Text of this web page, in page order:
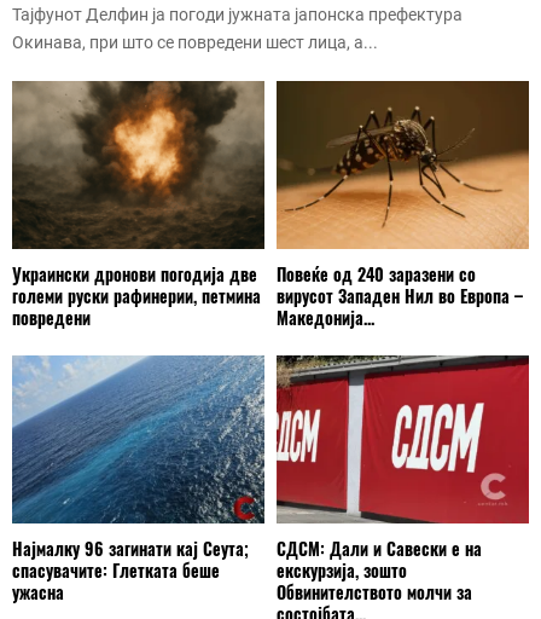
Тајфунот Делфин ја погоди јужната јапонска префектура
Окинава, при што се повредени шест лица, а...
Украински дронови погодија две
големи руски рафинерии, петмина
повредени
Повеќе од 240 заразени со
вирусот Западен Нил во Европа –
Македонија...
Најмалку 96 загинати кај Сеута;
спасувачите: Глетката беше
ужасна
СДСМ: Дали и Савески е на
екскурзија, зошто
Обвинителството молчи за
состојбата...